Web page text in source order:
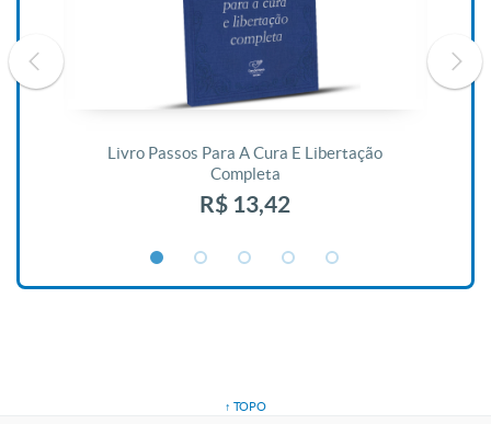
Livro Passos Para A Cura E Libertação
Completa
R$ 13,42
↑ TOPO